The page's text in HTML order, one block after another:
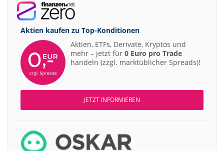
Aktien kaufen zu Top-Konditionen
Aktien, ETFs, Derivate, Kryptos und
mehr – jetzt für 0 Euro pro Trade
handeln (zzgl. marktüblicher Spreads)!
JETZT INFORMIEREN